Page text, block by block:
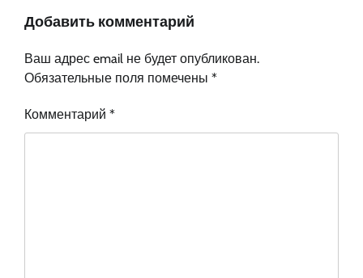
Добавить комментарий
Ваш адрес email не будет опубликован.
Обязательные поля помечены *
Комментарий *